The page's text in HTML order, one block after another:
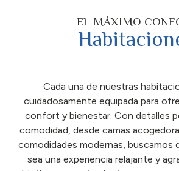
EL MÁXIMO
Cada una de nuestras
cuidadosamente equipada para
confort y bienestar. Con detalles
comodidad, desde camas
comodidades modernas, buscamos
sea una experiencia relajante y